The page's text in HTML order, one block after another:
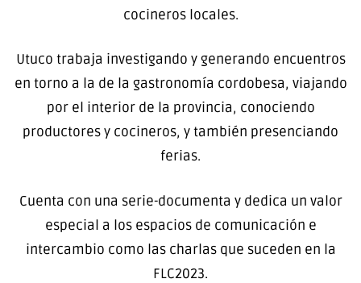
cocineros locales.
Utuco trabaja investigando y generando encuentros
en torno a la de la gastronomía cordobesa, viajando
por el interior de la provincia, conociendo
productores y cocineros, y también presenciando
ferias.
Cuenta con una serie-documenta y dedica un valor
especial a los espacios de comunicación e
intercambio como las charlas que suceden en la
FLC2023.